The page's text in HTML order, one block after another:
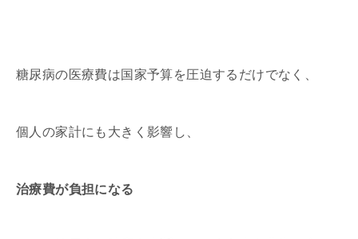
糖尿病の医療費は国家予算を圧迫するだけでなく、
個人の家計にも大きく影響し、
治療費が負担になる